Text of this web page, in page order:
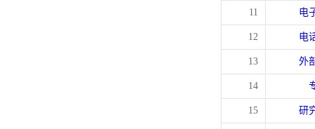
11 电
12 电
13 外
14
15 研